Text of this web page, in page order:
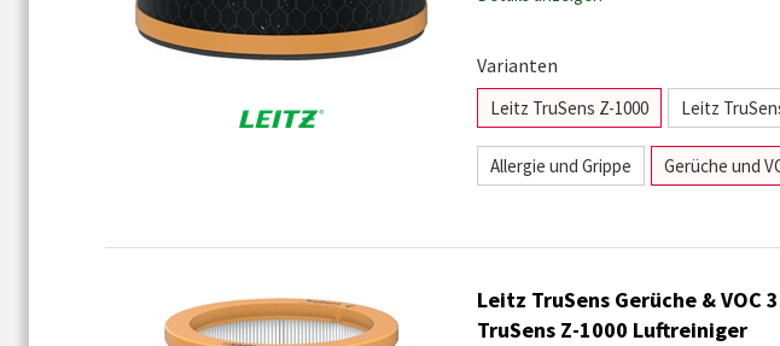
Varianten
Leitz TruSens Z-1000 Leitz
Allergie und Grippe Gerüche und
Leitz TruSens Gerüche &
TruSens Z-1000 Luftreiniger